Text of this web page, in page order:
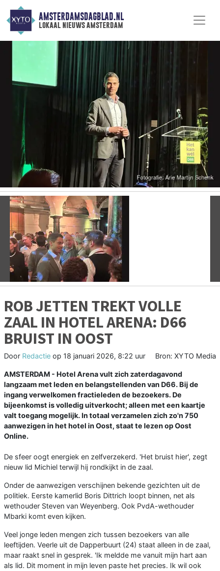
AMSTERDAMSDAGBLAD.NL
lokaal nieuws amsterdam
Vorige
ROB JETTEN TREKT VOLLE
ZAAL IN HOTEL ARENA: D66
BRUIST IN OOST
Door Redactie op 18 januari 2026, 8:22 uur Bron: XYTO Media
AMSTERDAM - Hotel Arena vult zich zaterdagavond
langzaam met leden en belangstellenden van D66. Bij de
ingang verwelkomen fractieleden de bezoekers. De
bijeenkomst is volledig uitverkocht; alleen met een kaartje
valt toegang mogelijk. In totaal verzamelen zich zo'n 750
aanwezigen in het hotel in Oost, staat te lezen op Oost
Online.
De sfeer oogt energiek en zelfverzekerd. 'Het bruist hier', zegt
nieuw lid Michiel terwijl hij rondkijkt in de zaal.
Onder de aanwezigen verschijnen bekende gezichten uit de
politiek. Eerste kamerlid Boris Dittrich loopt binnen, net als
wethouder Steven van Weyenberg. Ook PvdA-wethouder
Mbarki komt even kijken.
Veel jonge leden mengen zich tussen bezoekers van alle
leeftijden. Veerle uit de Dapperbuurt (24) staat alleen in de zaal,
maar raakt snel in gesprek. 'Ik meldde me vanuit mijn hart aan
als lid. Dit moment in mijn leven paste het precies. Ik wil ook